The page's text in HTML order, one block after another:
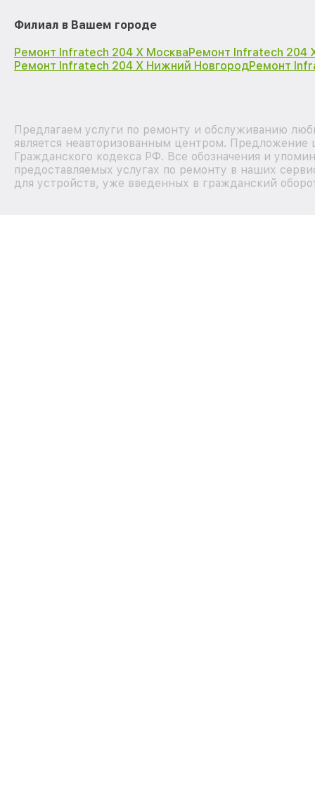
Филиал в Вашем городе
Ремонт Infratech 204 Х МоскваРемонт Infratech 204
Ремонт Infratech 204 Х Нижний НовгородРемонт
Предлагаем услуги по ремонту и обслуживанию
является неавторизованным центром.
Гражданского кодекса РФ. Все обозначения и
предоставляемых услугах по ремонту в наших
для устройств, уже введенных в гражданский